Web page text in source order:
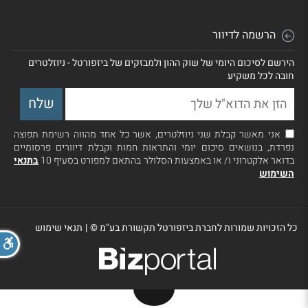
הרשמה לדיוור
הירשם לסיכום היומי של שוק ההון ולמבזקים של ביזפורטל - ניוזלטרים
חובה לכל משקיע
אני מאשר קבלת שני ניוזלטרים, אשר כל אחד מהווה רשימת תפוצה
נפרדת, בנושאים סיכום יומי והתראות חמות וקבלת דיוורים פרסומיים
בדואר אלקטרוני ו/ או באמצעות הסלולר בהתאם למפורט בסעיף 10
בתנאי
השימוש
כל הזכויות שמורות לחברת ביזפורטל תקשורת בע"מ ©| תנאי שימוש